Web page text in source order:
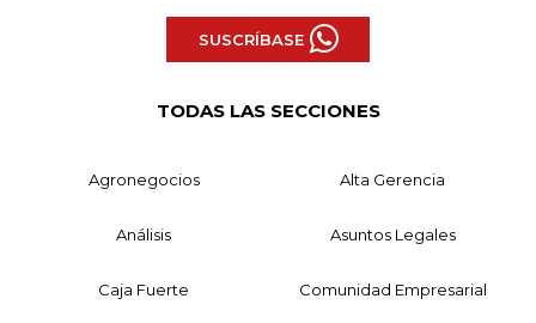
SUSCRÍBASE
TODAS LAS SECCIONES
Agronegocios Alta Gerencia
Análisis Asuntos Legales
Caja Fuerte Comunidad Empresarial